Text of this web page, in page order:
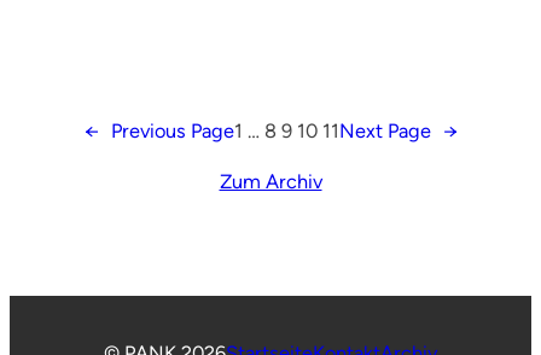
← Previous Page1 … 8 9 10 11Next Page →
Zum Archiv